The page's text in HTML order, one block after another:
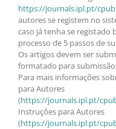
https://journals.ipl.pt/
autores se registem no
caso já tenha se registado
processo de 5 passos de
Os artigos devem ser
formatado para
Para mais informações
para Autores
(https://journals.ipl.pt/
Instruções para Autores
(https://journals.ipl.pt/